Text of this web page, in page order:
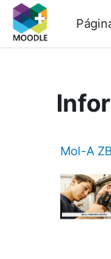
Salta al contenido
Mol-A